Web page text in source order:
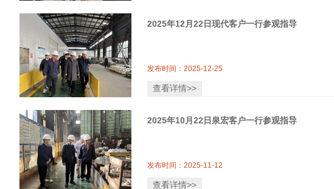
2025年12月22日现代客户一行参观指导
发布时间：2025-12-25
查看详情>>
2025年10月22日泉宏客户一行参观指导
发布时间：2025-11-12
查看详情>>